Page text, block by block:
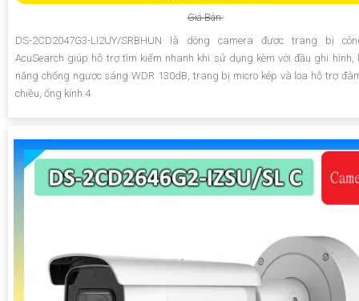
Giá Bán:
DS-2CD2047G3-LI2UY/SRBHUN là dòng camera được trang bị
AcuSearch giúp hỗ trợ tìm kiếm nhanh khi sử dụng kèm với đầu ghi hình,
năng chống ngược sáng WDR 130dB, trang bị micro kép và loa hỗ trợ
chiều, ống kính 4